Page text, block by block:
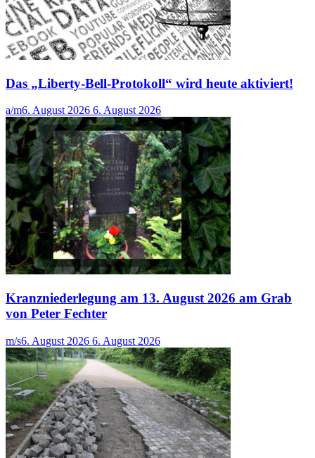
Das „Liberty-Bell-Protokoll“ wird heute aktiviert!
a/m6. August 2026 6. August 2026
Kranzniederlegung am 13. August 2026 am Grab
von Peter Fechter
m/s6. August 2026 6. August 2026